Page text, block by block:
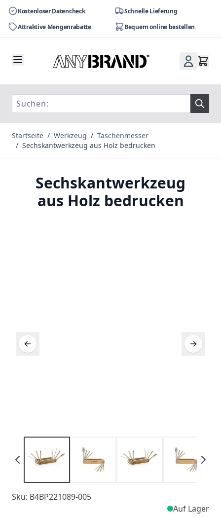
Kostenloser Datencheck
Schnelle Lieferung
Attraktive Mengenrabatte
Bequem online bestellen
Startseite / Werkzeug / Taschenmesser
/ Sechskantwerkzeug aus Holz bedrucken
Sechskantwerkzeug
aus Holz bedrucken
Sku: B4BP221089-005
Auf Lager